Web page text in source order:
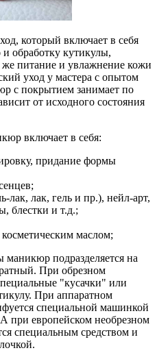
который включает в себя
обработку кутикулы,
питание и увлажнение кожи
уход у мастера с опытом
с покрытием занимает по
от исходного состояния
включает в себя:
придание формы
лак, лак, гель и пр.), нейл-арт,
блестки и т.д.;
маслом;
подразделяется на
При обрезном
"кусачки" или
При аппаратном
специальной машинкой
при европейском необрезном
специальным средством и